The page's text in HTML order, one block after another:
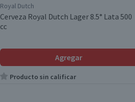
Royal Dutch
Cerveza Royal Dutch Lager 8.5° Lata 500
cc
Agregar
Producto sin calificar